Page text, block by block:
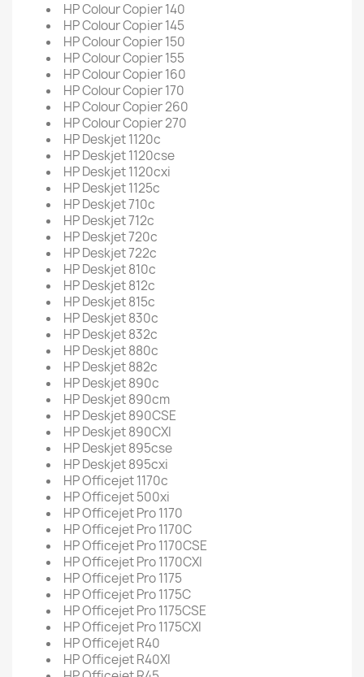
HP Colour Copier 140
HP Colour Copier 145
HP Colour Copier 150
HP Colour Copier 155
HP Colour Copier 160
HP Colour Copier 170
HP Colour Copier 260
HP Colour Copier 270
HP Deskjet 1120c
HP Deskjet 1120cse
HP Deskjet 1120cxi
HP Deskjet 1125c
HP Deskjet 710c
HP Deskjet 712c
HP Deskjet 720c
HP Deskjet 722c
HP Deskjet 810c
HP Deskjet 812c
HP Deskjet 815c
HP Deskjet 830c
HP Deskjet 832c
HP Deskjet 880c
HP Deskjet 882c
HP Deskjet 890c
HP Deskjet 890cm
HP Deskjet 890CSE
HP Deskjet 890CXI
HP Deskjet 895cse
HP Deskjet 895cxi
HP Officejet 1170c
HP Officejet 500xi
HP Officejet Pro 1170
HP Officejet Pro 1170C
HP Officejet Pro 1170CSE
HP Officejet Pro 1170CXI
HP Officejet Pro 1175
HP Officejet Pro 1175C
HP Officejet Pro 1175CSE
HP Officejet Pro 1175CXI
HP Officejet R40
HP Officejet R40XI